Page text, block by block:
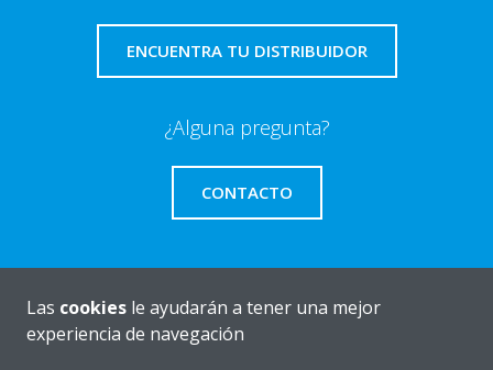
ENCUENTRA TU DISTRIBUIDOR
¿Alguna pregunta?
CONTACTO
Quiénes somos
Las cookies le ayudarán a tener una mejor
experiencia de navegación